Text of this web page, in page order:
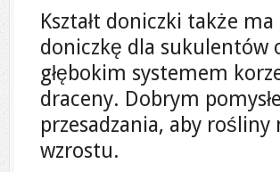
Kształt doniczki także
doniczkę dla sukulentów
głębokim systemem
draceny. Dobrym
przesadzania, aby rośliny
wzrostu.